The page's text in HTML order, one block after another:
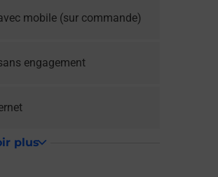
mobile (sur commande)
engagement
plus